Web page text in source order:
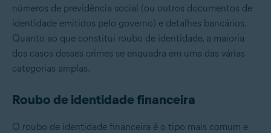
números de previdência social (ou outros documentos de
identidade emitidos pelo governo) e detalhes bancários.
Quanto ao que constitui roubo de identidade, a maioria
dos casos desses crimes se enquadra em uma das várias
categorias amplas.
Roubo de identidade financeira
O roubo de identidade financeira é o tipo mais comum e